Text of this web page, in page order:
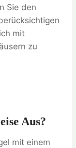
Sie den
mit
zu
Aus?
mit einem